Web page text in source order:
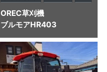
OREC草刈機
ブルモアHR403